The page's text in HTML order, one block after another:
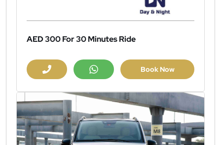
AED 300For 30 Minutes Ride
Book Now